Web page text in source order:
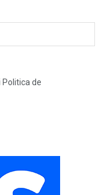
de